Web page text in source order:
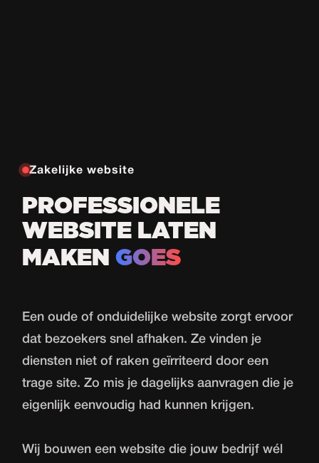
Zakelijke website
PROFESSIONELE
WEBSITE LATEN
MAKENGOES
Een oude of onduidelijke website zorgt ervoor
dat bezoekers snel afhaken. Ze vinden je
diensten niet of raken geïrriteerd door een
trage site. Zo mis je dagelijks aanvragen die je
eigenlijk eenvoudig had kunnen krijgen.
Wij bouwen een website die jouw bedrijf wél